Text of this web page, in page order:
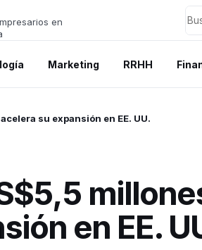
en
Marketing RRHH
su expansión en EE. UU.
en EE.